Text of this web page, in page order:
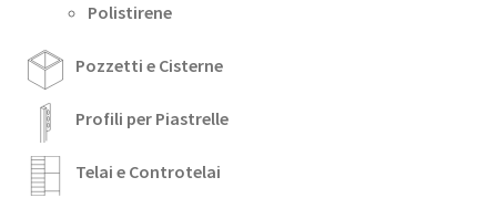
Polistirene
Pozzetti e Cisterne
Profili per Piastrelle
Telai e Controtelai